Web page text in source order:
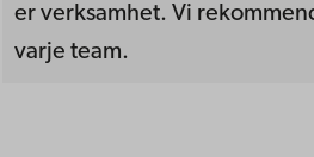
er verksamhet. Vi
varje team.